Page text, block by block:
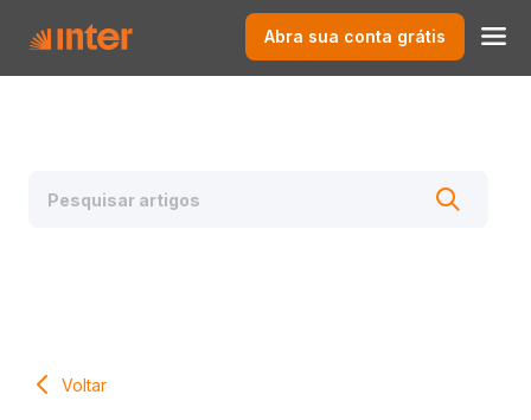
Abra sua conta grátis
Voltar